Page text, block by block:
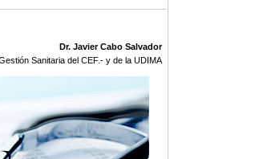
Dr. Javier Cabo Salvador
Sanitaria del CEF.- y de la UDIMA